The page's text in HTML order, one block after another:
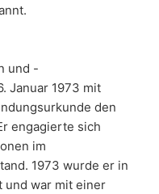
und -
Januar 1973 mit
den
engagierte sich
im
1973 wurde er in
und war mit einer